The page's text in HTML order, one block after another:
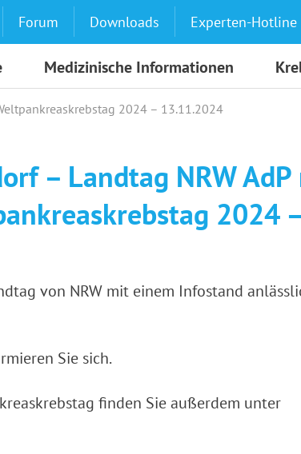
Forum Downloads Experten-Hotline
Medizinische Informationen
2024 – 13.11.2024
– Landtag NRW
2024 –
von NRW mit einem Infostand
Sie sich.
finden Sie außerdem unter